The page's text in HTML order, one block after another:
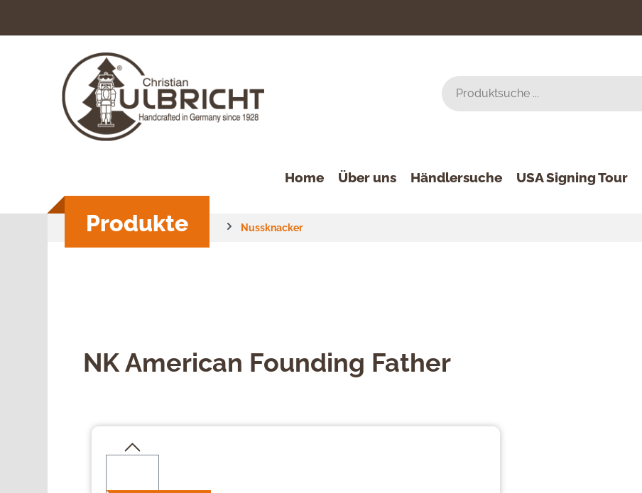
Home
Produkte
Über uns Händlersuche USA Signing Tour
Nussknacker
NK American Founding Father